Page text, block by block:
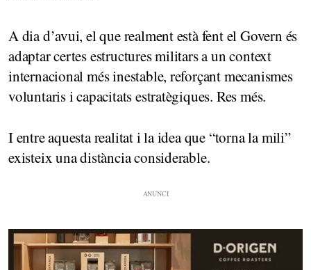
A dia d’avui, el que realment està fent el Govern és
adaptar certes estructures militars a un context
internacional més inestable, reforçant mecanismes
voluntaris i capacitats estratègiques. Res més.
I entre aquesta realitat i la idea que “torna la mili”
existeix una distància considerable.